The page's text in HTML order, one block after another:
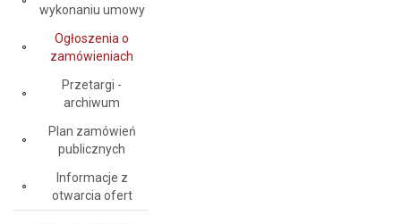
wykonaniu umowy
Ogłoszenia o
zamówieniach
Przetargi -
archiwum
Plan zamówień
publicznych
Informacje z
otwarcia ofert